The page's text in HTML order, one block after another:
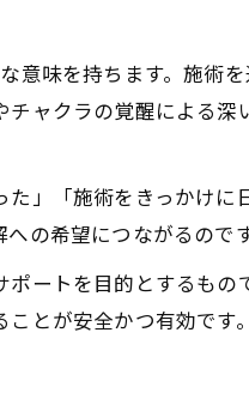
味を持ちます。施術
ャクラの覚醒による
」「施術をきっかけ
の希望につながるのです
ートを目的とするも
とが安全かつ有効です。